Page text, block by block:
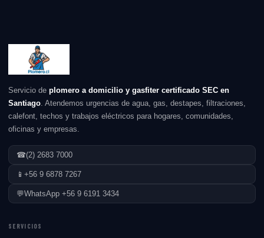
Servicio de plomero a domicilio y gasfiter certificado SEC en
Santiago. Atendemos urgencias de agua, gas, destapes, filtraciones,
calefont, techos y trabajos eléctricos para hogares, comunidades,
oficinas y empresas.
☎(2) 2683 7000
📱 +56 9 6878 7267
💬WhatsApp +56 9 6191 3434
SERVICIOS